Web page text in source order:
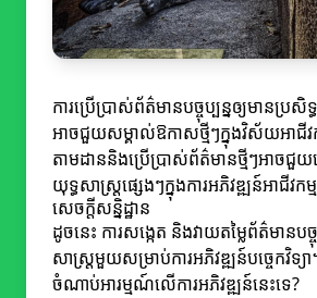
ការប្រើប្រាស់ព័ត៌មានបច្ចុប្បន្នឲ្យមានប្រសិទ្
អាចជួយសម្គាល់ឱកាសថ្មីៗក្នុងវិស័យអាជីវក
តាមដាននិងប្រើប្រាស់ព័ត៌មានថ្មីៗអាចជួ
យុទ្ធសាស្ត្រផ្សេងៗក្នុងការអភិវឌ្ឍន៍អាជីវកម្
សេចក្តីសន្និដ្ឋាន
ដូចនេះ ការសង្កេត និងវាយតម្លៃព័ត៌មានបច្
សាស្រ្តមួយសម្រាប់ការអភិវឌ្ឍន៍បច្ចេកវិទ្យា
ចំណាប់អារម្មណ៍លើការអភិវឌ្ឍន៍នេះទេ?